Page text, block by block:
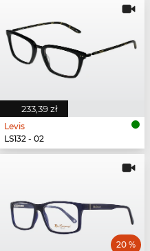
233,39 zł
Levis
LS132 - 02
20 %